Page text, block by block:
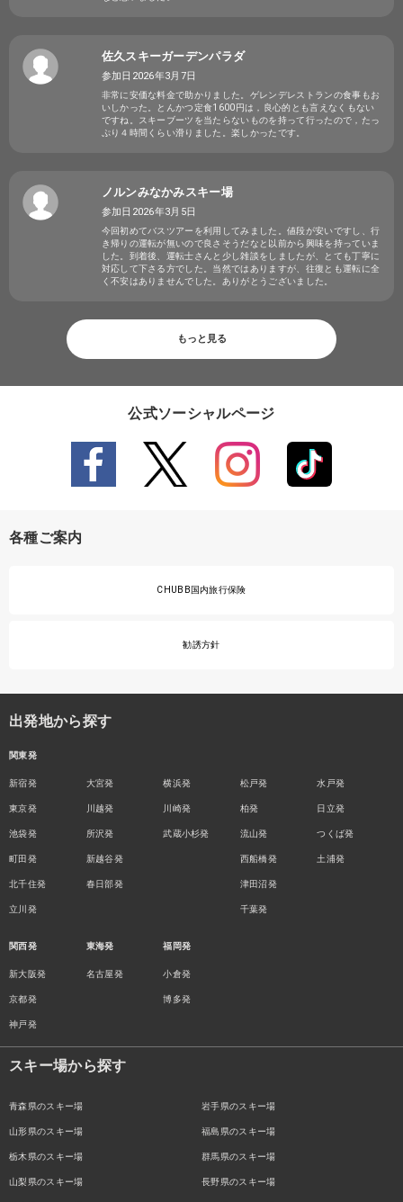
佐久スキーガーデンパラダ
参加日2026年3月7日
非常に安価な料金で助かりました。ゲレンデレストランの食事もお
いしかった。とんかつ定食1600円は，良心的とも言えなくもない
ですね。スキーブーツを当たらないものを持って行ったので，たっ
ぷり４時間くらい滑りました。楽しかったです。
ノルンみなかみスキー場
参加日2026年3月5日
今回初めてバスツアーを利用してみました。値段が安いですし、行
き帰りの運転が無いので良さそうだなと以前から興味を持っていま
した。到着後、運転士さんと少し雑談をしましたが、とても丁寧に
対応して下さる方でした。当然ではありますが、往復とも運転に全
く不安はありませんでした。ありがとうございました。
もっと見る
公式ソーシャルページ
各種ご案内
CHUBB国内旅行保険
勧誘方針
出発地から探す
関東発
新宿発
東京発
池袋発
町田発
北千住発
立川発
大宮発
川越発
所沢発
新越谷発
春日部発
横浜発
川崎発
武蔵小杉発
松戸発
柏発
流山発
西船橋発
津田沼発
千葉発
水戸発
日立発
つくば発
土浦発
関西発
新大阪発
京都発
神戸発
東海発
名古屋発
福岡発
小倉発
博多発
スキー場から探す
青森県のスキー場 岩手県のスキー場
山形県のスキー場 福島県のスキー場
栃木県のスキー場 群馬県のスキー場
山梨県のスキー場 長野県のスキー場